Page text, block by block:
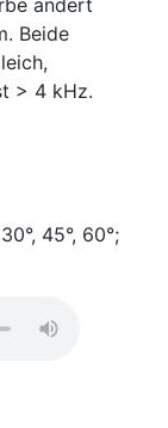
ändert
Beide
> 4 kHz.
45°, 60°;